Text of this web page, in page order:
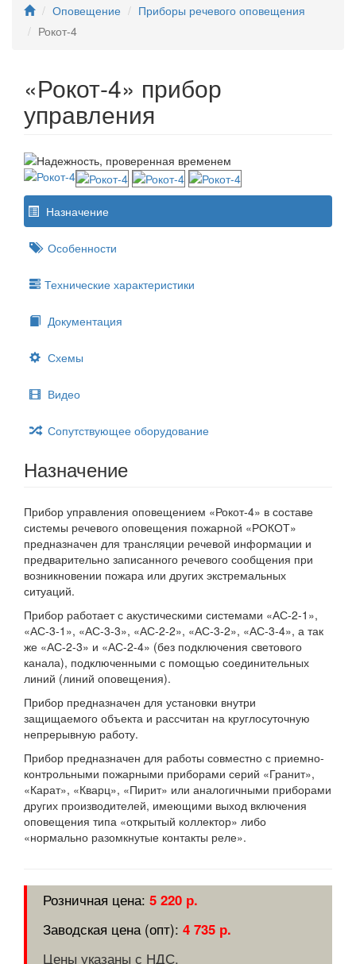
Оповещение
Приборы речевого оповещения
Рокот-4
«Рокот-4» прибор
управления
Назначение
Особенности
Технические характеристики
Документация
Схемы
Видео
Сопутствующее оборудование
Назначение
Прибор управления оповещением «Рокот-4» в составе
системы речевого оповещения пожарной «РОКОТ»
предназначен для трансляции речевой информации и
предварительно записанного речевого сообщения при
возникновении пожара или других экстремальных
ситуаций.
Прибор работает с акустическими системами «АС-2-1»,
«АС-3-1», «АС-3-3», «АС-2-2», «АС-3-2», «АС-3-4», а так
же «АС-2-3» и «АС-2-4» (без подключения светового
канала), подключенными с помощью соединительных
линий (линий оповещения).
Прибор предназначен для установки внутри
защищаемого объекта и рассчитан на круглосуточную
непрерывную работу.
Прибор предназначен для работы совместно с приемно-
контрольными пожарными приборами серий «Гранит»,
«Карат», «Кварц», «Пирит» или аналогичными приборами
других производителей, имеющими выход включения
оповещения типа «открытый коллектор» либо
«нормально разомкнутые контакты реле».
5 220 р.
4 735 р.
Цены указаны с НДС.